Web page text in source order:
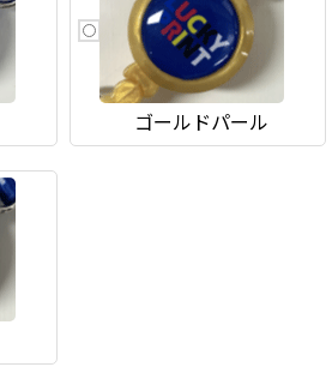
ゴールドパール